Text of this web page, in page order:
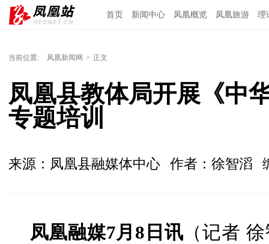
首页 新闻中心 凤凰概览 凤凰旅游 理
当前位置: 凤凰新闻网 > 正文
凤凰县教体局开展《中
专题培训
来源：凤凰县融媒体中心 作者：徐智滔
凤凰融媒7月8日讯 （记者